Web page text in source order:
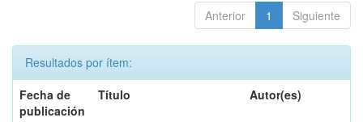
Anterior 1 Siguiente
Resultados por ítem:
Fecha de
publicación
Título Autor(es)